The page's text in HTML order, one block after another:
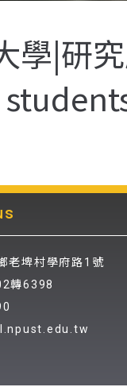
學|研
老埤村學府路1號
轉6398